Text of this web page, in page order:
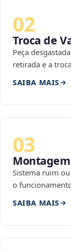
02
Troca de
Peça
retirada e a
SAIBA MAIS
03
Sistema ruim
o
SAIBA MAIS